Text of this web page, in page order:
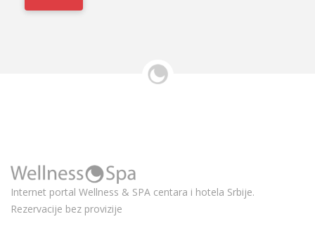
Internet portal Wellness & SPA centara i hotela Srbije.
Rezervacije bez provizije